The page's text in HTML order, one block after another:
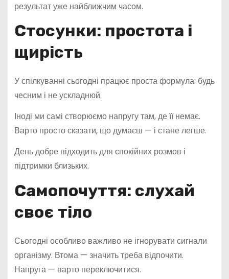
результат уже найближчим часом.
Стосунки: простота і
щирість
У спілкуванні сьогодні працює проста формула: будь
чесним і не ускладнюй.
Іноді ми самі створюємо напругу там, де її немає.
Варто просто сказати, що думаєш — і стане легше.
День добре підходить для спокійних розмов і
підтримки близьких.
Самопочуття: слухай
своє тіло
Сьогодні особливо важливо не ігнорувати сигнали
організму. Втома — значить треба відпочити.
Напруга — варто переключитися.